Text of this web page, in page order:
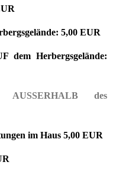
5,00 EUR
dem Herbergsgelände:
des
im Haus 5,00 EUR